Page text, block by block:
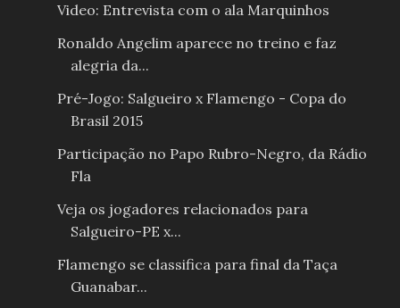
Video: Entrevista com o ala Marquinhos
Ronaldo Angelim aparece no treino e faz
alegria da...
Pré-Jogo: Salgueiro x Flamengo - Copa do
Brasil 2015
Participação no Papo Rubro-Negro, da Rádio
Fla
Veja os jogadores relacionados para
Salgueiro-PE x...
Flamengo se classifica para final da Taça
Guanabar...